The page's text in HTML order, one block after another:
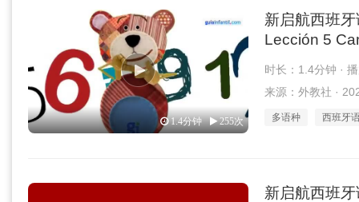
1.4分钟 255次
新启航西班
Lección 5
时长：1.4分钟 ·
来源：外教社 ·
多语种 西班牙
新启航西班